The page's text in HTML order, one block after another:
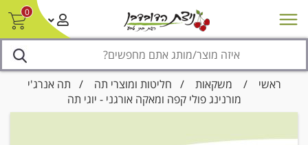
0
מבצעים סניפים צור קשר/ביטול הזמנה
ראשי / משקאות / חליטות ומוצרי תה / תה אנרג'י
מורנינג פולי קפה ומאקה אורגני - יוגי תה